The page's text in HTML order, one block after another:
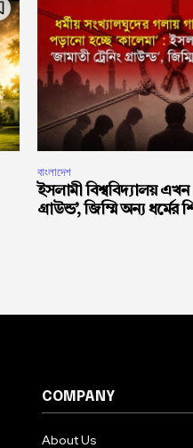
বাংলাদেশ
ইসলামী বিশ্ববিদ্যালয় এখন
গ্রাউন্ড’, জিম্মি অন্য ধর্মের
COMPANY
About Us